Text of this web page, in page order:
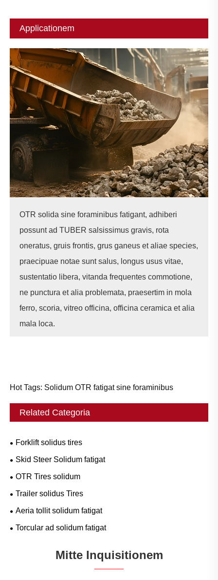
Applicationem
OTR solida sine foraminibus fatigant, adhiberi
possunt ad TUBER salsissimus gravis, rota
oneratus, gruis frontis, grus ganeus et aliae species,
praecipuae notae sunt salus, longus usus vitae,
sustentatio libera, vitanda frequentes commotione,
ne punctura et alia problemata, praesertim in mola
ferro, scoria, vitreo officina, officina ceramica et alia
mala loca.
Hot Tags: Solidum OTR fatigat sine foraminibus
Related Categoria
Forklift solidus tires
Skid Steer Solidum fatigat
OTR Tires solidum
Trailer solidus Tires
Aeria tollit solidum fatigat
Torcular ad solidum fatigat
Mitte Inquisitionem